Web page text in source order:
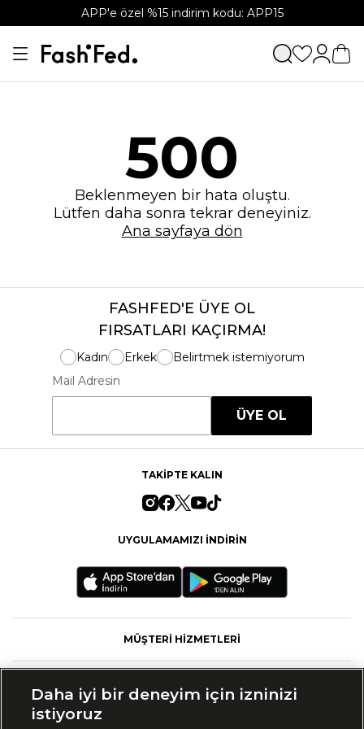
APP'e özel %15 indirim kodu: APP15
500
Beklenmeyen bir hata oluştu.
Lütfen daha sonra tekrar deneyiniz.
Ana sayfaya dön
FASHFED'E ÜYE OL
FIRSATLARI KAÇIRMA!
Kadın Erkek
Belirtmek istemiyorum
Mail Adresin
ÜYE OL
TAKİPTE KALIN
UYGULAMAMIZI İNDİRİN
MÜŞTERİ HİZMETLERİ
Daha iyi bir deneyim için izninizi
istiyoruz